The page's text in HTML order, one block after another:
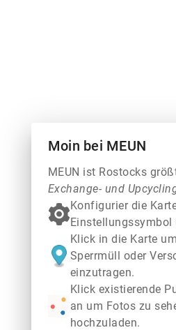
Moin bei MEUN
MEUN ist Rostocks
Exchange- und
Konfigurier die
Einstellungssymbol
Klick in die Karte
Sperrmüll oder
einzutragen.
Klick existierende
an um Fotos zu
hochzuladen.